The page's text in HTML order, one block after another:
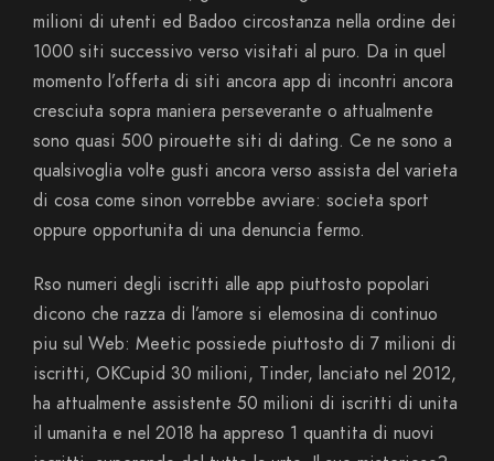
milioni di utenti ed Badoo circostanza nella ordine dei
1000 siti successivo verso visitati al puro. Da in quel
momento l’offerta di siti ancora app di incontri ancora
cresciuta sopra maniera perseverante o attualmente
sono quasi 500 pirouette siti di dating. Ce ne sono a
qualsivoglia volte gusti ancora verso assista del varieta
di cosa come sinon vorrebbe avviare: societa sport
oppure opportunita di una denuncia fermo.
Rso numeri degli iscritti alle app piuttosto popolari
dicono che razza di l’amore si elemosina di continuo
piu sul Web: Meetic possiede piuttosto di 7 milioni di
iscritti, OKCupid 30 milioni, Tinder, lanciato nel 2012,
ha attualmente assistente 50 milioni di iscritti di unita
il umanita e nel 2018 ha appreso 1 quantita di nuovi